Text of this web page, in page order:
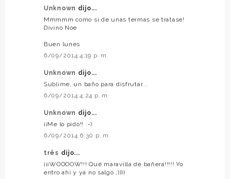
Unknown dijo...
Mmmmm como si de unas termas se tratase!
Divino Noe
Buen lunes
6/09/2014 4:19 p. m.
Unknown dijo...
Sublime, un baño para disfrutar...
6/09/2014 4:24 p. m.
Unknown dijo...
¡¡Me lo pido!! :-)
6/09/2014 6:30 p. m.
três dijo...
¡¡¡WOOOOW!!! Qué maravilla de bañera!!!!! Yo
entro ahí y ya no salgo ;))))